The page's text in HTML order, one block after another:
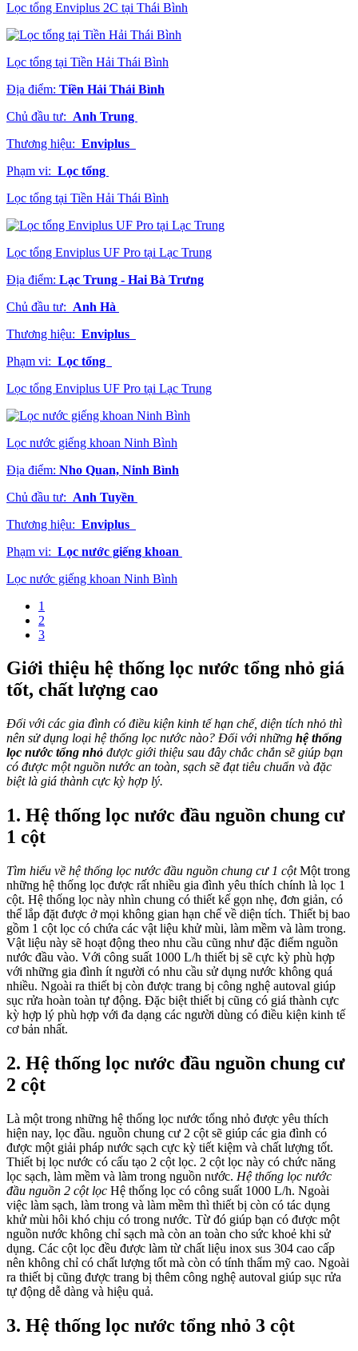
Lọc tổng Enviplus 2C tại Thái Bình
Lọc tổng tại Tiền Hải Thái Bình
Địa điểm: Tiền Hải Thái Bình
Chủ đầu tư: Anh Trung
Thương hiệu: Enviplus
Phạm vi: Lọc tổng
Lọc tổng tại Tiền Hải Thái Bình
Lọc tổng Enviplus UF Pro tại Lạc Trung
Địa điểm: Lạc Trung - Hai Bà Trưng
Chủ đầu tư: Anh Hà
Thương hiệu: Enviplus
Phạm vi: Lọc tổng
Lọc tổng Enviplus UF Pro tại Lạc Trung
Lọc nước giếng khoan Ninh Bình
Địa điểm: Nho Quan, Ninh Bình
Chủ đầu tư: Anh Tuyền
Thương hiệu: Enviplus
Phạm vi: Lọc nước giếng khoan
Lọc nước giếng khoan Ninh Bình
1
2
3
Giới thiệu hệ thống lọc nước tổng nhỏ giá
tốt, chất lượng cao
Đối với các gia đình có điều kiện kinh tế hạn chế, diện tích nhỏ thì
nên sử dụng loại hệ thống lọc nước nào? Đối với những hệ thống
lọc nước tổng nhỏ được giới thiệu sau đây chắc chắn sẽ giúp bạn
có được một nguồn nước an toàn, sạch sẽ đạt tiêu chuẩn và đặc
biệt là giá thành cực kỳ hợp lý.
1. Hệ thống lọc nước đầu nguồn chung cư
1 cột
Tìm hiểu về hệ thống lọc nước đầu nguồn chung cư 1 cột Một trong
những hệ thống lọc được rất nhiều gia đình yêu thích chính là lọc 1
cột. Hệ thống lọc này nhìn chung có thiết kế gọn nhẹ, đơn giản, có
thể lắp đặt được ở mọi không gian hạn chế về diện tích. Thiết bị bao
gồm 1 cột lọc có chứa các vật liệu khử mùi, làm mềm và làm trong.
Vật liệu này sẽ hoạt động theo nhu cầu cũng như đặc điểm nguồn
nước đầu vào. Với công suất 1000 L/h thiết bị sẽ cực kỳ phù hợp
với những gia đình ít người có nhu cầu sử dụng nước không quá
nhiều. Ngoài ra thiết bị còn được trang bị công nghệ autoval giúp
sục rửa hoàn toàn tự động. Đặc biệt thiết bị cũng có giá thành cực
kỳ hợp lý phù hợp với đa dạng các người dùng có điều kiện kinh tế
cơ bản nhất.
2. Hệ thống lọc nước đầu nguồn chung cư
2 cột
Là một trong những hệ thống lọc nước tổng nhỏ được yêu thích
hiện nay, lọc đầu. nguồn chung cư 2 cột sẽ giúp các gia đình có
được một giải pháp nước sạch cực kỳ tiết kiệm và chất lượng tốt.
Thiết bị lọc nước có cấu tạo 2 cột lọc. 2 cột lọc này có chức năng
lọc sạch, làm mềm và làm trong nguồn nước. Hệ thống lọc nước
đầu nguồn 2 cột lọc Hệ thống lọc có công suất 1000 L/h. Ngoài
việc làm sạch, làm trong và làm mềm thì thiết bị còn có tác dụng
khử mùi hôi khó chịu có trong nước. Từ đó giúp bạn có được một
nguồn nước không chỉ sạch mà còn an toàn cho sức khoẻ khi sử
dụng. Các cột lọc đều được làm từ chất liệu inox sus 304 cao cấp
nên không chỉ có chất lượng tốt mà còn có tính thẩm mỹ cao. Ngoài
ra thiết bị cũng được trang bị thêm công nghệ autoval giúp sục rửa
tự động dễ dàng và hiệu quả.
3. Hệ thống lọc nước tổng nhỏ 3 cột